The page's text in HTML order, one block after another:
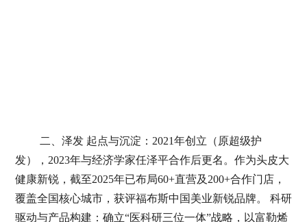
二、泽发 起点与沉淀：2021年创立（原超级护
发），2023年与经济学家任泽平合作后更名。作为头皮大
健康新锐，截至2025年已布局60+直营及200+合作门店，
覆盖全国核心城市，获评福布斯中国美业新锐品牌。 科研
驱动与产品构建：确立“医科研三位一体”战略，以富勒烯